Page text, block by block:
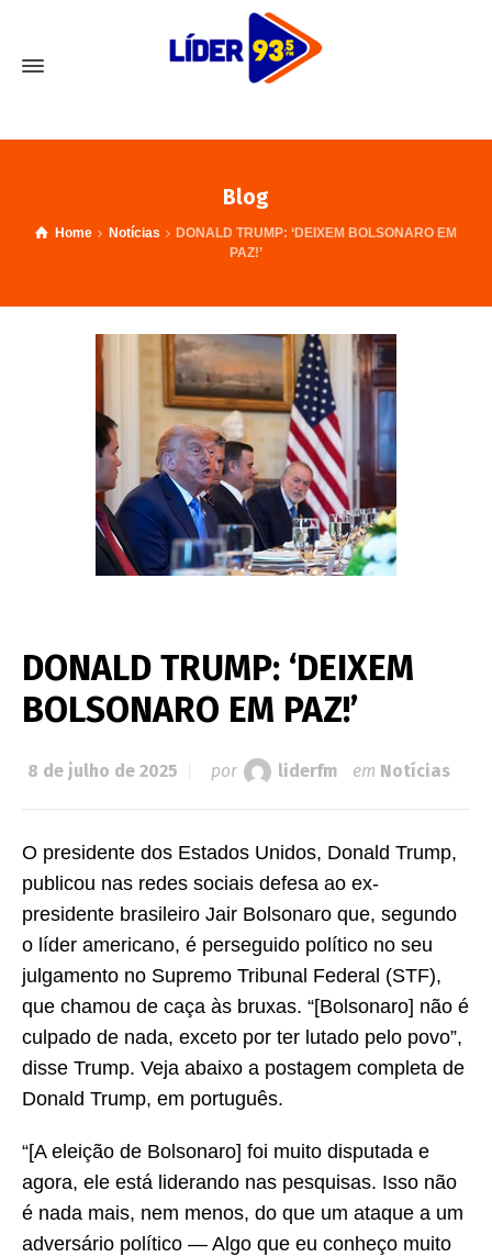
Blog
Home Notícias
DONALD TRUMP: ‘DEIXEM BOLSONARO EM
PAZ!’
DONALD TRUMP: ‘DEIXEM
BOLSONARO EM PAZ!’
8 de julho de 2025 por liderfm em Notícias
O presidente dos Estados Unidos, Donald Trump,
publicou nas redes sociais defesa ao ex-
presidente brasileiro Jair Bolsonaro que, segundo
o líder americano, é perseguido político no seu
julgamento no Supremo Tribunal Federal (STF),
que chamou de caça às bruxas. “[Bolsonaro] não é
culpado de nada, exceto por ter lutado pelo povo”,
disse Trump. Veja abaixo a postagem completa de
Donald Trump, em português.
“[A eleição de Bolsonaro] foi muito disputada e
agora, ele está liderando nas pesquisas. Isso não
é nada mais, nem menos, do que um ataque a um
adversário político — Algo que eu conheço muito